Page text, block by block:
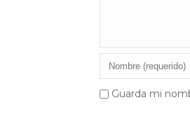
Guarda mi